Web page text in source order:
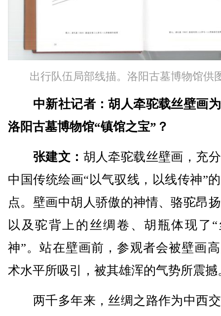
出行队伍局部线描。洛阳古墓博物馆供
中新社记者：胡人牵驼载丝壁画
洛阳古墓博物馆“镇馆之宝”？
张建文： 胡人牵驼载丝壁画，充
中国传统绘画“以气驭线，以线传神”
点。壁画中胡人骄傲的神情、骆驼昂
以及驼背上的丝绸卷、胡瓶体现了
神”。站在壁画前，参观者会被壁画
术水平所吸引，被其雄浑的气势所震撼
两千多年来，丝绸之路作为中西